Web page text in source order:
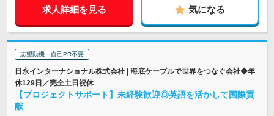
求人詳細を見る 気になる
志望動機・自己PR不要
日永インターナショナル株式会社 | 海底ケーブルで世界をつなぐ会社◆年
休129日／完全土日祝休
【プロジェクトサポート】未経験歓迎◎英語を活かして国際貢
献